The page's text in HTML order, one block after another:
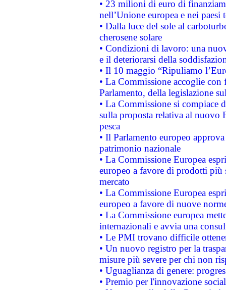
• 23 milioni di euro di
nell’Unione europea e nei paesi
• Dalla luce del sole al
cherosene solare
• Condizioni di lavoro: una
e il deteriorarsi della
• Il 10 maggio “Ripuliamo
• La Commissione accoglie
Parlamento, della legislazione
• La Commissione si compiace
sulla proposta relativa al nuovo
pesca
• Il Parlamento europeo
patrimonio nazionale
• La Commissione Europea
europeo a favore di prodotti
mercato
• La Commissione Europea
europeo a favore di nuove
• La Commissione europea
internazionali e avvia una
• Le PMI trovano difficile
• Un nuovo registro per la
misure più severe per chi non
• Uguaglianza di genere:
• Premio per l'innovazione